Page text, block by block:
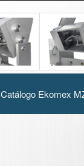
Catálogo Ekomex